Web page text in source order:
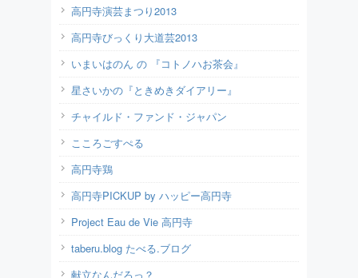
高円寺演芸まつり2013
高円寺びっくり大道芸2013
いまいはのん の 『コトノハお茶会』
星さいかの『ときめきダイアリー』
チャイルド・ファンド・ジャパン
こころごすぺる
高円寺鶏
高円寺PICKUP by ハッピー高円寺
Project Eau de Vie 高円寺
taberu.blog たべる.ブログ
献立なんだろっ？